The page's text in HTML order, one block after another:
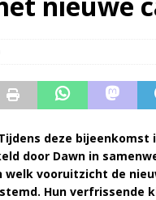
goed voor besparing
deze bijeenkomst
door Dawn in
welk vooruitzicht de
Hun verfrissende